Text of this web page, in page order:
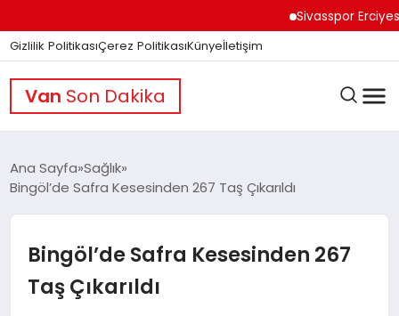
Sivasspor Erciyes
Gizlilik PolitikasıÇerez PolitikasıKünyeİletişim
Van Son Dakika
GÜNDEM
DÜNYA
Ana Sayfa Sağlık
Bingöl’de Safra Kesesinden 267 Taş Çıkarıldı
Bingöl’de Safra Kesesinden 267
Taş Çıkarıldı